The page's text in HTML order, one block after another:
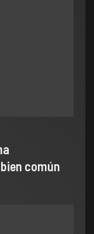
común